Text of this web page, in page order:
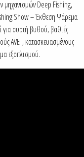
μηχανισμών Deep Fishing,
Show – Έκθεση Ψάρεμα
συρτή βυθού, βαθιές
AVET, κατασκευασμένους
εξοπλισμού.